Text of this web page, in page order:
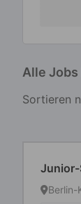
Alle Jobs
Sortieren
Berlin-